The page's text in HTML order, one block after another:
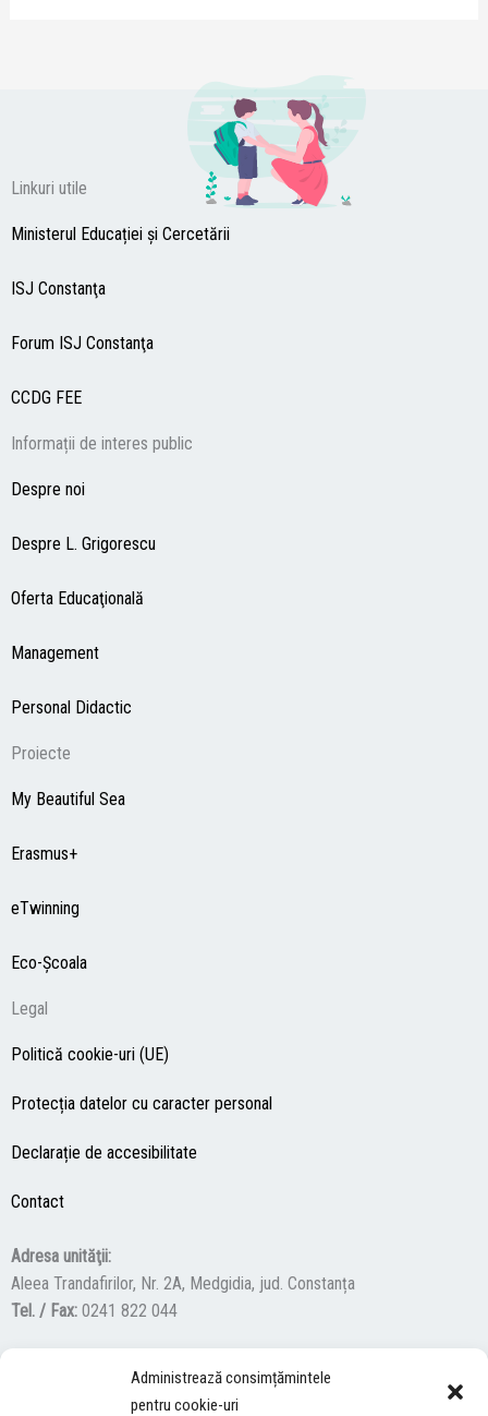
Administrează consimțămintele
pentru cookie-uri
Linkuri utile
Ministerul Educației și Cercetării
ISJ Constanţa
Forum ISJ Constanţa
CCDG FEE
Informații de interes public
Despre noi
Despre L. Grigorescu
Oferta Educaţională
Management
Personal Didactic
Proiecte
My Beautiful Sea
Erasmus+
eTwinning
Eco-Şcoala
Legal
Politică cookie-uri (UE)
Protecția datelor cu caracter personal
Declarație de accesibilitate
Contact
Adresa unităţii:
Aleea Trandafirilor, Nr. 2A, Medgidia, jud. Constanța
Tel. / Fax: 0241 822 044
F
Y
I